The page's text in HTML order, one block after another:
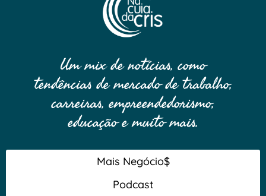
Um mix de notícias, como
tendências de mercado de trabalho,
carreiras, empreendedorismo,
educação e muito mais.
Mais Negócio$
Podcast